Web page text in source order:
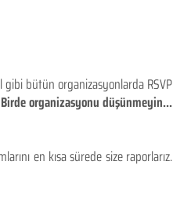
gibi bütün organizasyonlarda RSVP
organizasyonu düşünmeyin...
en kısa sürede size raporlarız.